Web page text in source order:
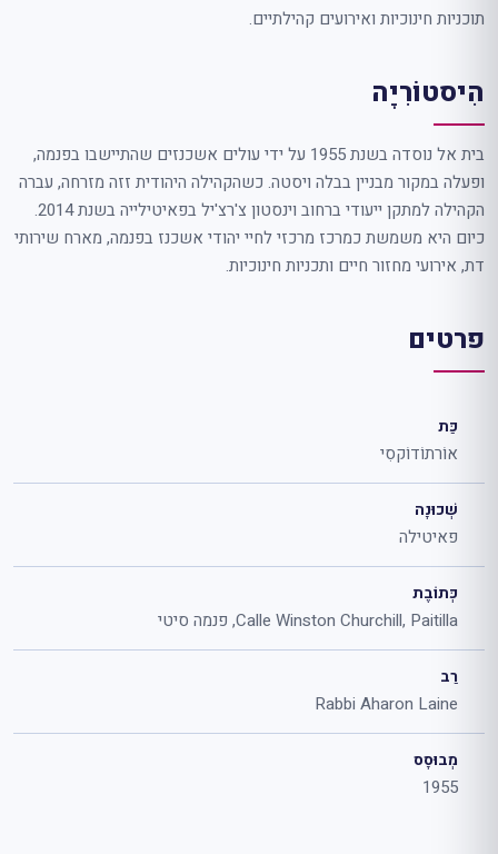
תוכניות חינוכיות ואירועים קהילתיים.
הִיסטוֹרִיָה
בית אל נוסדה בשנת 1955 על ידי עולים אשכנזים שהתיישבו בפנמה,
ופעלה במקור מבניין בבלה ויסטה. כשהקהילה היהודית זזה מזרחה, עברה
הקהילה למתקן ייעודי ברחוב וינסטון צ'רצ'יל בפאיטילייה בשנת 2014.
כיום היא משמשת כמרכז מרכזי לחיי יהודי אשכנז בפנמה, מארח שירותי
דת, אירועי מחזור חיים ותכניות חינוכיות.
פרטים
כַּת
אוֹרתוֹדוֹקסִי
שְׁכוּנָה
פאיטילה
כְּתוֹבֶת
Calle Winston Churchill, Paitilla, פנמה סיטי
רַב
Rabbi Aharon Laine
מְבוּסָס
1955